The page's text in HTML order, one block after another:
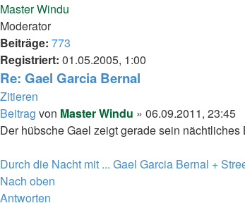
Master Windu
Moderator
Beiträge: 773
Registriert: 01.05.2005, 1:00
Re: Gael Garcia Bernal
Zitieren
Beitrag von Master Windu » 06.09.2011, 23:45
Der hübsche Gael zeigt gerade sein
Durch die Nacht mit ... Gael Garcia Bernal +
Nach oben
Antworten